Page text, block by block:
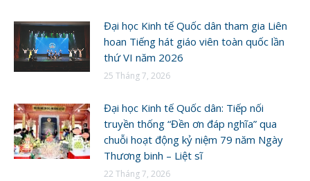
Đại học Kinh tế Quốc dân tham gia Liên
hoan Tiếng hát giáo viên toàn quốc lần
thứ VI năm 2026
25 Tháng 7, 2026
Đại học Kinh tế Quốc dân: Tiếp nối
truyền thống “Đền ơn đáp nghĩa” qua
chuỗi hoạt động kỷ niệm 79 năm Ngày
Thương binh – Liệt sĩ
22 Tháng 7, 2026